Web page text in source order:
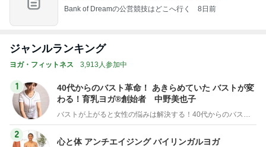
Bank of Dreamの公営競技はどこへ行く 8日前
ジャンルランキング
ヨガ・フィットネス 3,913人参加中
1
40代からのバスト革命！ あきらめていた バストが変
わる！育乳ヨガ®創始者 中野美也子
バストが上がると女性の悩みは解決する！40代からのバスト革命「育乳ヨガ®」創始者 中野美也子
2
心と体 アンチエイジング バイリンガルヨガ